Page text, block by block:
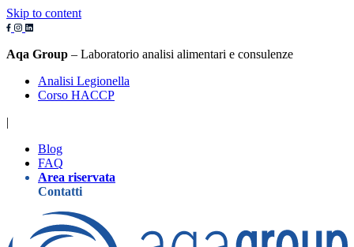
Skip to content
Aqa Group – Laboratorio analisi alimentari e consulenze
Analisi Legionella
Corso HACCP
|
Blog
FAQ
Area riservata
Contatti